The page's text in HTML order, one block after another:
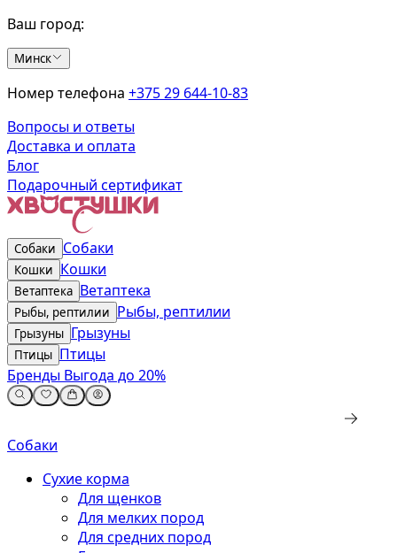
Ваш город:
Минск
Номер телефона +375 29 644-10-83
Вопросы и ответы
Доставка и оплата
Блог
Подарочный сертификат
Собаки Собаки
Кошки Кошки
Ветаптека Ветаптека
Рыбы, рептилии Рыбы, рептилии
Грызуны Грызуны
Птицы Птицы
Бренды Выгода до 20%
Собаки
Сухие корма
Для щенков
Для мелких пород
Для средних пород